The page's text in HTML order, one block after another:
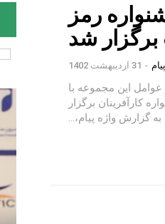
رمز
شد
- 31 اردیبهشت 1402
این مجموعه با
کارآفرینان برگزار